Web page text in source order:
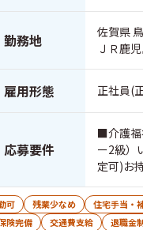
勤務地
佐賀県
ＪＲ鹿
雇用形態 正社員(
応募要件
■介護福
ー2級）
定可)お
可 残業少なめ 住宅手当・
険完備
交通費支給 退職金